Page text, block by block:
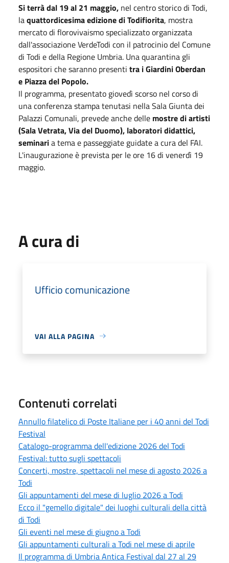
Si terrà dal 19 al 21 maggio, nel centro storico di Todi,
laquattordicesima edizione di Todifiorita, mostra
mercato di florovivaismo specializzato organizzata
dall'associazione VerdeTodi con il patrocinio del Comune
di Todi e della Regione Umbria. Una quarantina gli
espositori che saranno presenti tra i Giardini Oberdan
e Piazza del Popolo.
Il programma, presentato giovedì scorso nel corso di
una conferenza stampa tenutasi nella Sala Giunta dei
Palazzi Comunali, prevede anche delle mostre di artisti
(Sala Vetrata, Via del Duomo), laboratori didattici,
seminaria tema e passeggiate guidate a cura del FAI.
L'inaugurazione è prevista per le ore 16 di venerdì 19
maggio.
A cura di
Ufficio comunicazione
VAI ALLA PAGINA
Contenuti correlati
Annullo filatelico di Poste Italiane per i 40 anni del Todi
Festival
Catalogo-programma dell'edizione 2026 del Todi
Festival: tutto sugli spettacoli
Concerti, mostre, spettacoli nel mese di agosto 2026 a
Todi
Gli appuntamenti del mese di luglio 2026 a Todi
Ecco il "gemello digitale" dei luoghi culturali della città
di Todi
Gli eventi nel mese di giugno a Todi
Gli appuntamenti culturali a Todi nel mese di aprile
Il programma di Umbria Antica Festival dal 27 al 29